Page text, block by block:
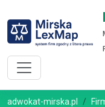
adwokat-mirska.pl